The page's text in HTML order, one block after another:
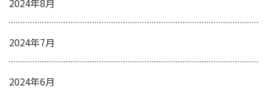
2024年8月
2024年7月
2024年6月